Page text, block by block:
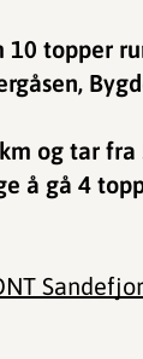
topper
og tar
å gå 4